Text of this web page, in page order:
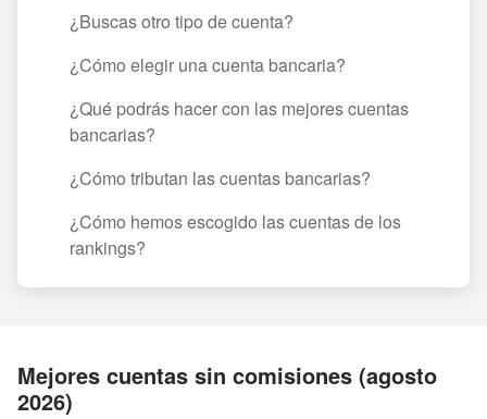
¿Buscas otro tipo de cuenta?
¿Cómo elegir una cuenta bancaria?
¿Qué podrás hacer con las mejores cuentas
bancarias?
¿Cómo tributan las cuentas bancarias?
¿Cómo hemos escogido las cuentas de los
rankings?
Mejores cuentas sin comisiones (agosto
2026)